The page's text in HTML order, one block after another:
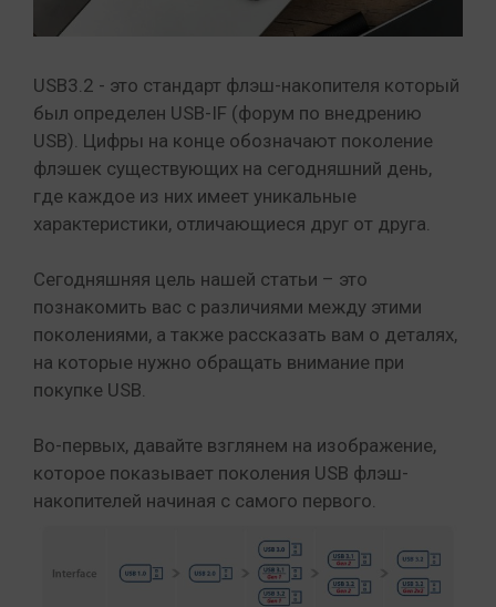
USB3.2 - это стандарт флэш-накопителя который
был определен USB-IF (форум по внедрению
USB). Цифры на конце обозначают поколение
флэшек существующих на сегодняшний день,
где каждое из них имеет уникальные
характеристики, отличающиеся друг от друга.
Сегодняшняя цель нашей статьи – это
познакомить вас с различиями между этими
поколениями, а также рассказать вам о деталях,
на которые нужно обращать внимание при
покупке USB.
Во-первых, давайте взглянем на изображение,
которое показывает поколения USB флэш-
накопителей начиная с самого первого.